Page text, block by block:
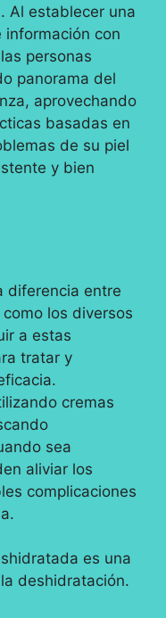
Al establecer una
información con
personas
panorama del
aprovechando
basadas en
de su piel
y bien
diferencia entre
los diversos
a estas
tratar y
cremas
sea
aliviar los
complicaciones
es una
deshidratación.